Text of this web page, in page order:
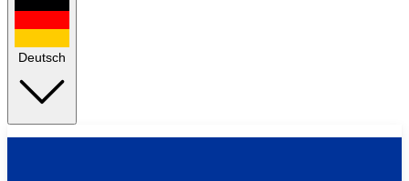
Deutsch